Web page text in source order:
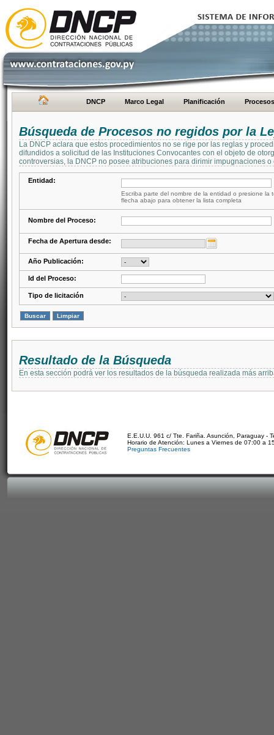
DNCP Marco Legal Planificación Procesos
Búsqueda de Procesos no regidos por la
La DNCP aclara que estos procedimientos no se rige por las reglas y
difundidos a solicitud de las Instituciones Convocantes con el objeto de
controversias, la DNCP no posee atribuciones para dirimir impugnaciones
Entidad:
Escriba parte del nombre de la entidad o presione la
flecha abajo para obtener la lista completa
Nombre del Proceso:
Fecha de Apertura desde:
Año Publicación:
Id del Proceso:
Tipo de licitación
Resultado de la Búsqueda
En esta sección podrá ver los resultados de la búsqueda realizada más
E.E.U.U. 961 c/ Tte. Fariña. Asunción, Paraguay -
Horario de Atención: Lunes a Viernes de 07:00 a
Preguntas Frecuentes